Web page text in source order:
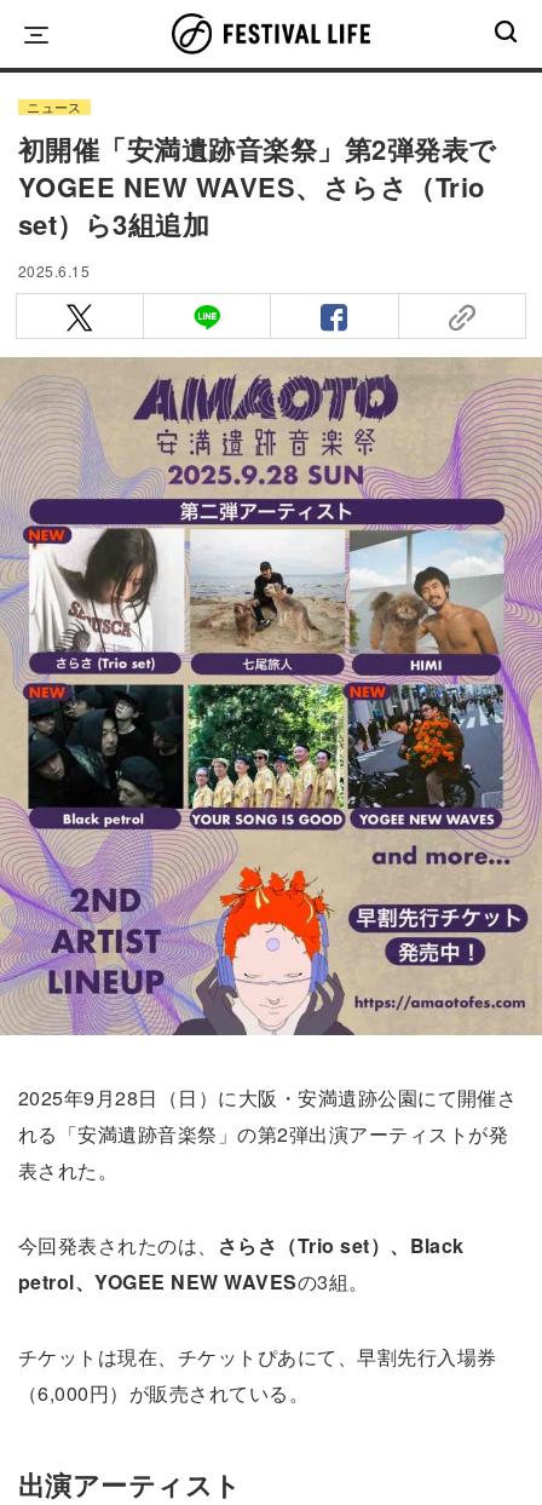
content
ニュース
初開催「安満遺跡音楽祭」第2弾発表で
YOGEE NEW WAVES、さらさ（Trio
set）ら3組追加
2025.6.15
2025年9月28日（日）に大阪・安満遺跡公園にて開催さ
れる「安満遺跡音楽祭」の第2弾出演アーティストが発
表された。
今回発表されたのは、 さらさ（Trio set）、Black
petrol、YOGEE NEW WAVESの3組。
チケットは現在、チケットぴあにて、早割先行入場券
（6,000円）が販売されている。
出演アーティスト